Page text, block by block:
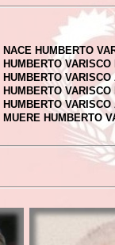
NACE HUMBERTO
HUMBERTO
HUMBERTO
HUMBERTO
HUMBERTO
MUERE HUMBERTO